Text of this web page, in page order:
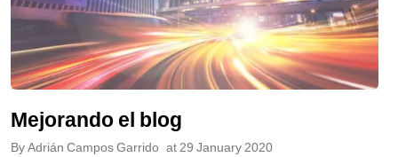
Mejorando el blog
ByAdrián Campos Garrido at29 January 2020